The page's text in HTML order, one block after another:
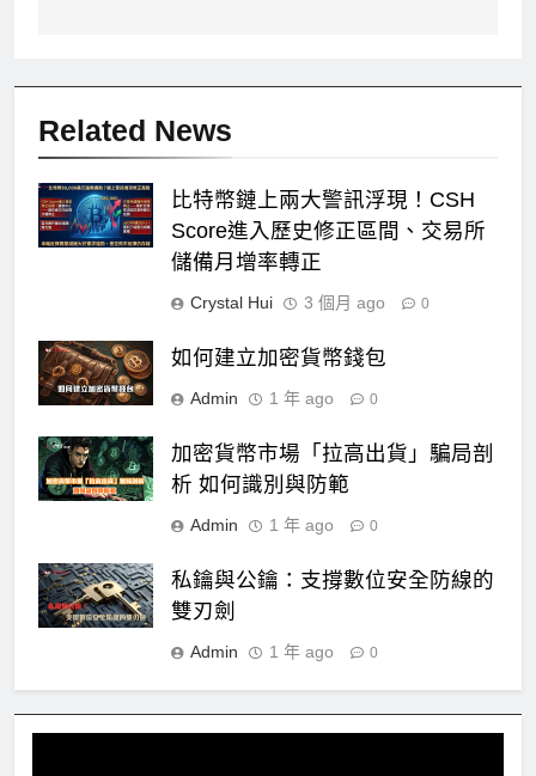
Related News
比特幣鏈上兩大警訊浮現！CSH
Score進入歷史修正區間、交易所
儲備月增率轉正
Crystal Hui 3 個月 ago 0
如何建立加密貨幣錢包
Admin 1 年 ago 0
加密貨幣市場「拉高出貨」騙局剖
析 如何識別與防範
Admin 1 年 ago 0
私鑰與公鑰：支撐數位安全防線的
雙刃劍
Admin 1 年 ago 0